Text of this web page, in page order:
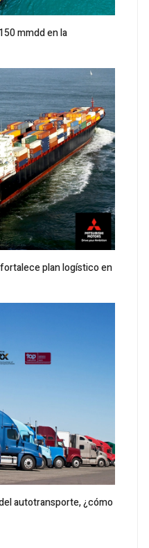
mmdd en la
plan logístico en
autotransporte, ¿cómo